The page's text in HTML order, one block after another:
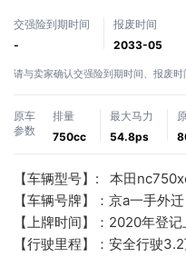
交强险到期时间
-
报废时间
2033-05
请与卖家确认交强险到期时间、报废时
原车
参数
排量
750cc
最大马力
54.8ps
【车辆型号】:   本田
【车辆号牌】：京a一手外迁
【上牌时间】：2020年登
【行驶里程】：安全行驶